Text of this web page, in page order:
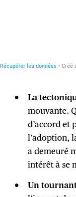
La
mouvante.
d’accord et
l’adoption,
a demeuré
intérêt à se
Un